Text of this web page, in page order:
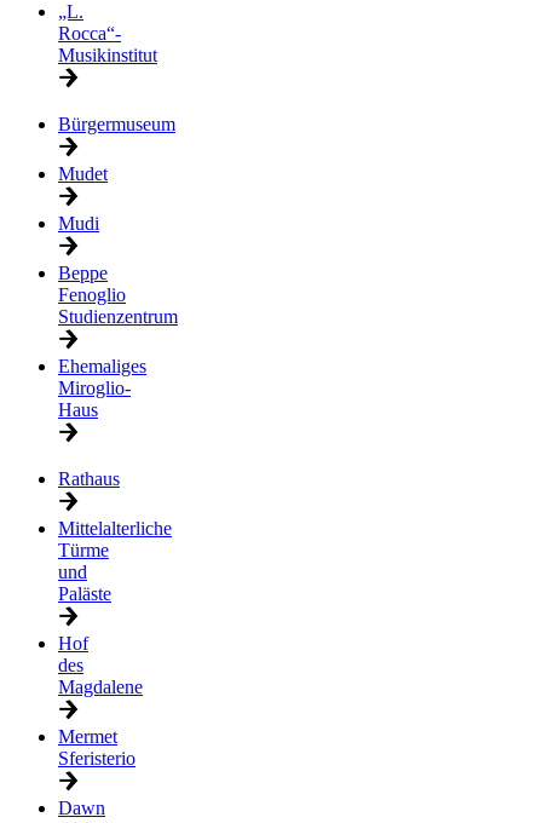
„L.
Rocca“-
Musikinstitut
Bürgermuseum
Mudet
Mudi
Beppe
Fenoglio
Studienzentrum
Ehemaliges
Miroglio-
Haus
Rathaus
Mittelalterliche
Türme
und
Paläste
Hof
des
Magdalene
Mermet
Sferisterio
Dawn